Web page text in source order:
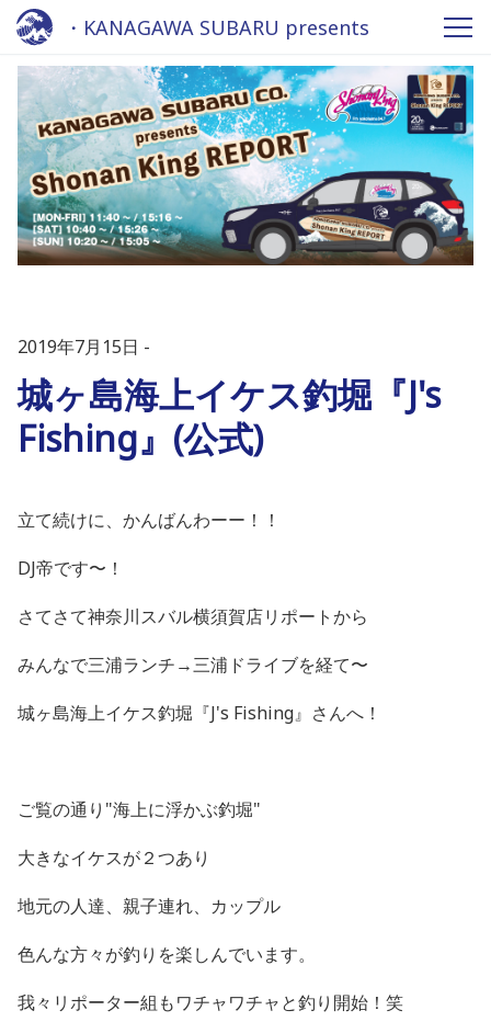
・KANAGAWA SUBARU presents
Shonan King Report - Fm yokohama
84.7
2019年7月15日
城ヶ島海上イケス釣堀『J's
Fishing』(公式)
立て続けに、かんばんわーー！！
DJ帝です〜！
さてさて神奈川スバル横須賀店リポートから
みんなで三浦ランチ→三浦ドライブを経て〜
城ヶ島海上イケス釣堀『J's Fishing』さんへ！
ご覧の通り"海上に浮かぶ釣堀"
大きなイケスが２つあり
地元の人達、親子連れ、カップル
色んな方々が釣りを楽しんでいます。
我々リポーター組もワチャワチャと釣り開始！笑